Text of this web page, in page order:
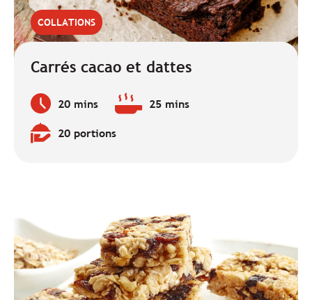
COLLATIONS
Carrés cacao et dattes
Temps
de
préparation
:
20 mins
Temps
cuisson
25 mins
Quantité20 portions